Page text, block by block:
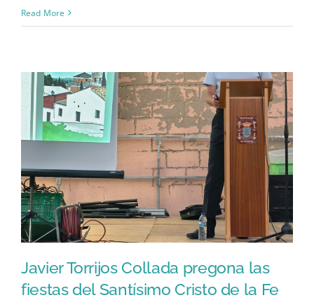
Read More
Javier Torrijos Collada pregona las
fiestas del Santísimo Cristo de la Fe